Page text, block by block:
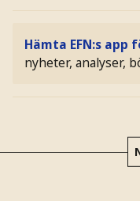
Hämta EFN:s app
nyheter, analyser,